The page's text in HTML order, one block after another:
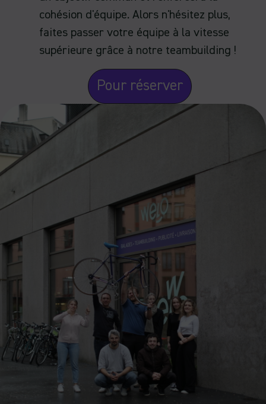
cohésion d'équipe. Alors n'hésitez plus,
faites passer votre équipe à la vitesse
supérieure grâce à notre teambuilding !
Pour réserver